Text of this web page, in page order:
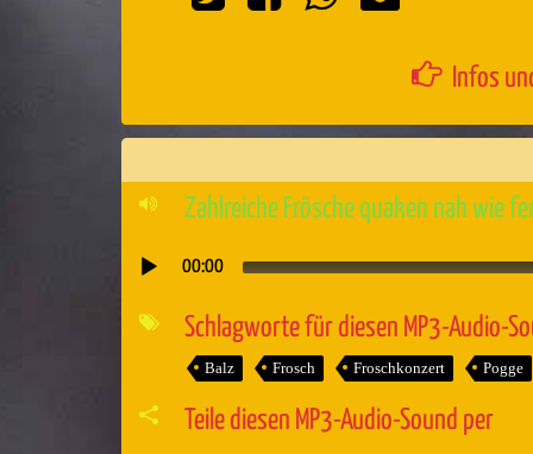
Infos
Zahlreiche Frösche quaken nah wie
Audio-
Player
00:00
Schlagworte für diesen MP3-Audio-
Balz Frosch Froschkonzert Pogge
Teile diesen MP3-Audio-Sound per